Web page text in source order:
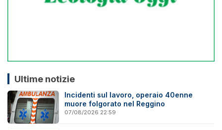
Ultime notizie
Incidenti sul lavoro, operaio 40enne
muore folgorato nel Reggino
07/08/2026 22:59